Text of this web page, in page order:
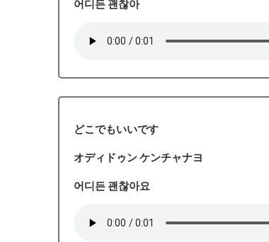
어디든 괜찮아
どこでもいいです
オディドゥン ケンチャナヨ
어디든 괜찮아요